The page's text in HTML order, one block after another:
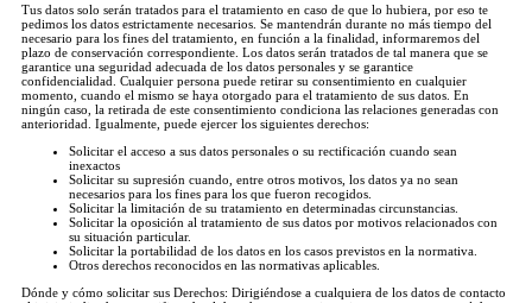
Tus datos solo serán tratados para el tratamiento en caso de que lo hubiera, por eso te
pedimos los datos estrictamente necesarios. Se mantendrán durante no más tiempo del
necesario para los fines del tratamiento, en función a la finalidad, informaremos del
plazo de conservación correspondiente. Los datos serán tratados de tal manera que se
garantice una seguridad adecuada de los datos personales y se garantice
confidencialidad. Cualquier persona puede retirar su consentimiento en cualquier
momento, cuando el mismo se haya otorgado para el tratamiento de sus datos. En
ningún caso, la retirada de este consentimiento condiciona las relaciones generadas con
anterioridad. Igualmente, puede ejercer los siguientes derechos:
Solicitar el acceso a sus datos personales o su rectificación cuando sean
inexactos
Solicitar su supresión cuando, entre otros motivos, los datos ya no sean
necesarios para los fines para los que fueron recogidos.
Solicitar la limitación de su tratamiento en determinadas circunstancias.
Solicitar la oposición al tratamiento de sus datos por motivos relacionados con
su situación particular.
Solicitar la portabilidad de los datos en los casos previstos en la normativa.
Otros derechos reconocidos en las normativas aplicables.
Dónde y cómo solicitar sus Derechos: Dirigiéndose a cualquiera de los datos de contacto